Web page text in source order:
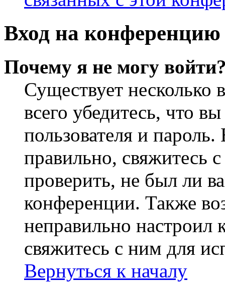
Вход на конференцию
Почему я не могу
Существует
всего убедитесь, что
пользователя и
правильно, свяжитесь
проверить, не был ли
конференции. Также
неправильно
свяжитесь с ним для
Вернуться к началу